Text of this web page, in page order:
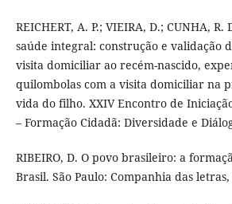
REICHERT, A. P.; VIEIRA, D.; CUNHA,
saúde integral: construção e validação
visita domiciliar ao recém-nascido,
quilombolas com a visita domiciliar na
vida do filho. XXIV Encontro de
– Formação Cidadã: Diversidade e
RIBEIRO, D. O povo brasileiro: a
Brasil. São Paulo: Companhia das letras,